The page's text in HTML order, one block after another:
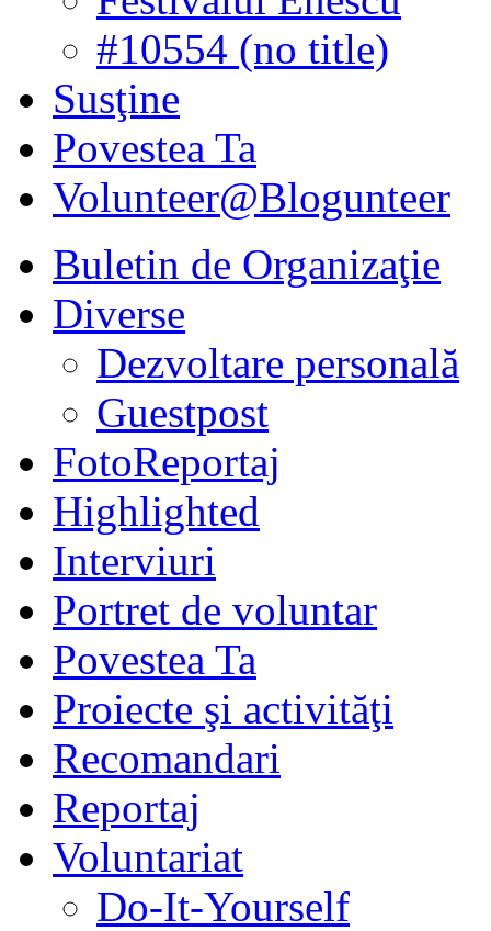
#10554 (no title)
Susţine
Povestea Ta
Volunteer@Blogunteer
Buletin de Organizaţie
Diverse
Dezvoltare personală
Guestpost
FotoReportaj
Highlighted
Interviuri
Portret de voluntar
Povestea Ta
Proiecte şi activităţi
Recomandari
Reportaj
Voluntariat
Do-It-Yourself